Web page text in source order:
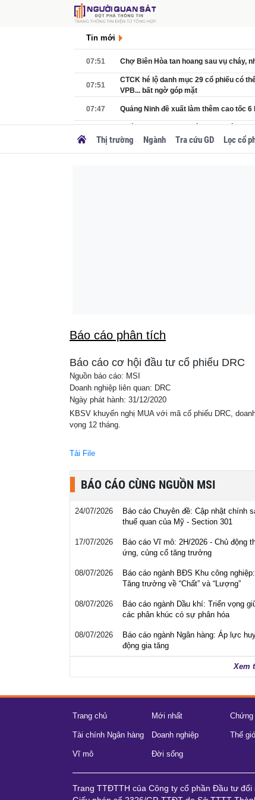
Tin mới
Chợ Biên Hòa tan hoang sau vụ cháy,
07:51
CTCK hé lộ danh mục 29 cổ phiếu có
VPB... bất ngờ góp mặt
07:51
Quảng Ninh đề xuất làm thêm cao tốc 6
07:47
Nườm nượp xe chở nông sản thông
Sơn sang Trung Quốc
Ai từng chuyển tiền vào tài khoản sau,
Thị trường Ngành Tra cứu GD Lọc cổ
Báo cáo phân tích
Báo cáo cơ hội đầu tư cổ phiếu DRC
Nguồn báo cáo: MSI
Doanh nghiệp liên quan: DRC
Ngày phát hành: 31/12/2020
KBSV khuyến nghị MUA với mã cổ phiếu DRC,
vọng 12 tháng.
Tải File
BÁO CÁO CÙNG NGUỒN MSI
24/07/2026
Báo cáo Chuyên đề: Cập nhật chính
thuế quan của Mỹ - Section 301
17/07/2026
Báo cáo Vĩ mô: 2H/2026 - Chủ động
ứng, củng cố tăng trưởng
08/07/2026
Báo cáo ngành BĐS Khu công nghiệp:
Tăng trưởng về “Chất” và “Lượng”
08/07/2026
Báo cáo ngành Dầu khí: Triển vọng
các phân khúc có sự phân hóa
08/07/2026
Báo cáo ngành Ngân hàng: Áp lực
động gia tăng
Xem
Trang chủ Mới nhất Chứng
Tài chính Ngân hàng Doanh nghiệp Thế
Vĩ mô Đời sống
Trang TTĐTTH của Công ty cổ phần Đầu tư đổi